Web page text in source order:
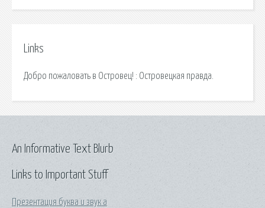
Links
Добро пожаловать в Островец! : Островецкая правда.
Links to Important Stuff
Презентация буква и звук а
An Informative Text Blurb